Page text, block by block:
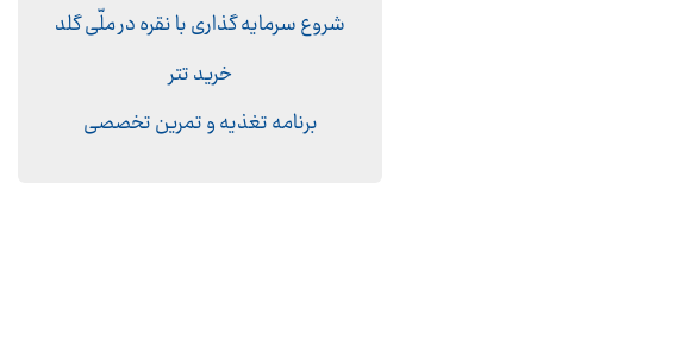
شروع سرمایه گذاری با نقره در ملّی گلد
خرید تتر
برنامه تغذیه و تمرین تخصصی